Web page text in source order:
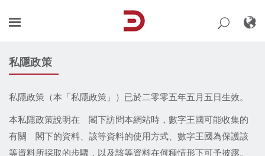
content
私隱政策
私隱政策（本「私隱政策」）已於二零零五年五月五日生效。
本私隱政策說明在 閣下訪問本網站時，數字王國可能收集的
有關 閣下的資料、該等資料的使用方式、數字王國為保護該
等資料所採取的步驟，以及該等資料在何種情形下可予披露。